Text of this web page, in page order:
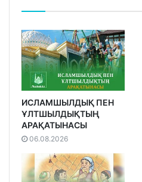
ИСЛАМШЫЛДЫҚ ПЕН
ҰЛТШЫЛДЫҚТЫҢ
АРАҚАТЫНАСЫ
06.08.2026